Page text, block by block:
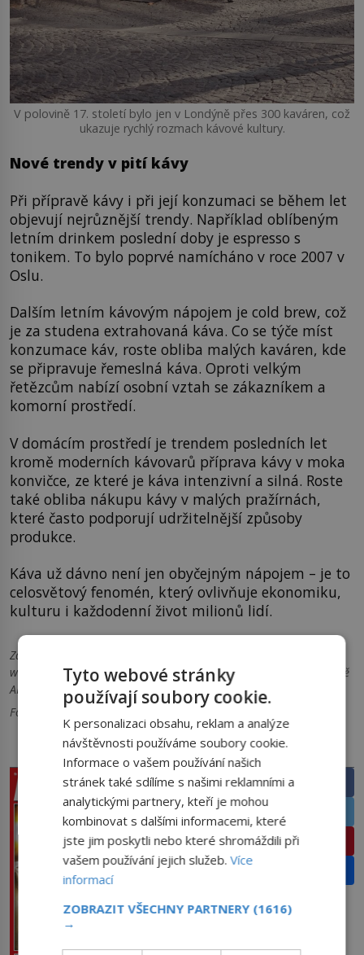
V polovině 17. století bylo jen v Londýně přes 300 kaváren, což
ukazuje rychlý rozmach kávové kultury.
Nové trendy v pití kávy
Při přípravě kávy i při její konzumaci se během let
objevují nejrůznější trendy. Například oblíbeným
letním drinkem poslední doby je espresso s
tonikem. To bylo poprvé namícháno v roce 2007 v
Oslu.
Dalším letním kávovým nápojem je cold brew, což
je za studena extrahovaná káva. Co se týče míst
konzumace káv, roste obliba malých kaváren, kde
se připravuje řemeslná káva. Oproti velkým
řetězcům nabízí osobní vztah se zákazníkem a
komorní prostředí.
V domácím prostředí je trendem posledních let
kromě moderních kávovarů příprava kávy v moka
konvičce, ze které je káva intenzivní a silná. Roste
také obliba nákupu kávy v malých pražírnách,
které často podporují udržitelnější způsoby
produkce.
Káva už dávno není jen obyčejným nápojem – je to
celosvětový fenomén, který ovlivňuje ekonomiku,
kulturu i každodenní život milionů lidí.
Zdroje informací:
www.perfectdailygrind.com, www.sca.coffee, www.fao.org, částečně
AI, www.ncausa.org
Foto: Pixabay
PRÁVĚ V PRODEJI SDÍLEJTE ČLÁNEK
Facebook
Twitter
Pinterest
Tyto webové stránky
používají soubory cookie.
K personalizaci obsahu, reklam a analýze
návštěvnosti používáme soubory cookie.
Informace o vašem používání našich
stránek také sdílíme s našimi reklamními a
analytickými partnery, kteří je mohou
kombinovat s dalšími informacemi, které
jste jim poskytli nebo které shromáždili při
vašem používání jejich služeb.Více
informací
ZOBRAZIT VŠECHNY PARTNERY (1616)
→